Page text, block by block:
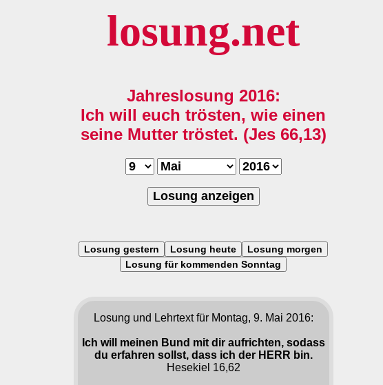
losung.net
Jahreslosung 2016:
Ich will euch trösten, wie einen
seine Mutter tröstet. (Jes 66,13)
Losung anzeigen
Losung gestern Losung heute
Losung morgen
Losung für kommenden Sonntag
Losung und Lehrtext für Montag, 9. Mai 2016:
Ich will meinen Bund mit dir aufrichten, sodass
du erfahren sollst, dass ich der HERR bin.
Hesekiel 16,62